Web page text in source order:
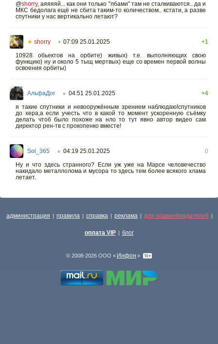
@shorry, аяяяяй... как они только "лбами" там не сталкиваются.. да и
МКС бедолага ещё не сбита таким-то количеством.. кстати, а разве
спутники у нас вертикально летают?
★ shorry • 07:09 25.01.2025
+1
10928 обьектов на орбите) живых) т.е. выполняющих свою
функцию) ну и около 5 тыщ мертвых) еще со времен первой волны
освоения орбиты)
АльфаДог ○ 04:51 25.01.2025
+4
я такие спутники и невооружённым зрением наблюдаю!спутников
до хера,а если учесть что в какой то момент ускоренную съёмку
делать чтоб было похоже на нло то тут явно автор видео сам
директор рен-тв с прокопенко вместе!
Sol_365 ○ 04:19 25.01.2025
0
Ну и что здесь странного? Если уж уже на Марсе человечество
накидало металлолома и мусора то здесь тем более всякого хлама
летает.
администрация | правила | справка | реклама | для правообладателей |
оплата VIP | блог
© 2008-2026 ООО « Инфон »